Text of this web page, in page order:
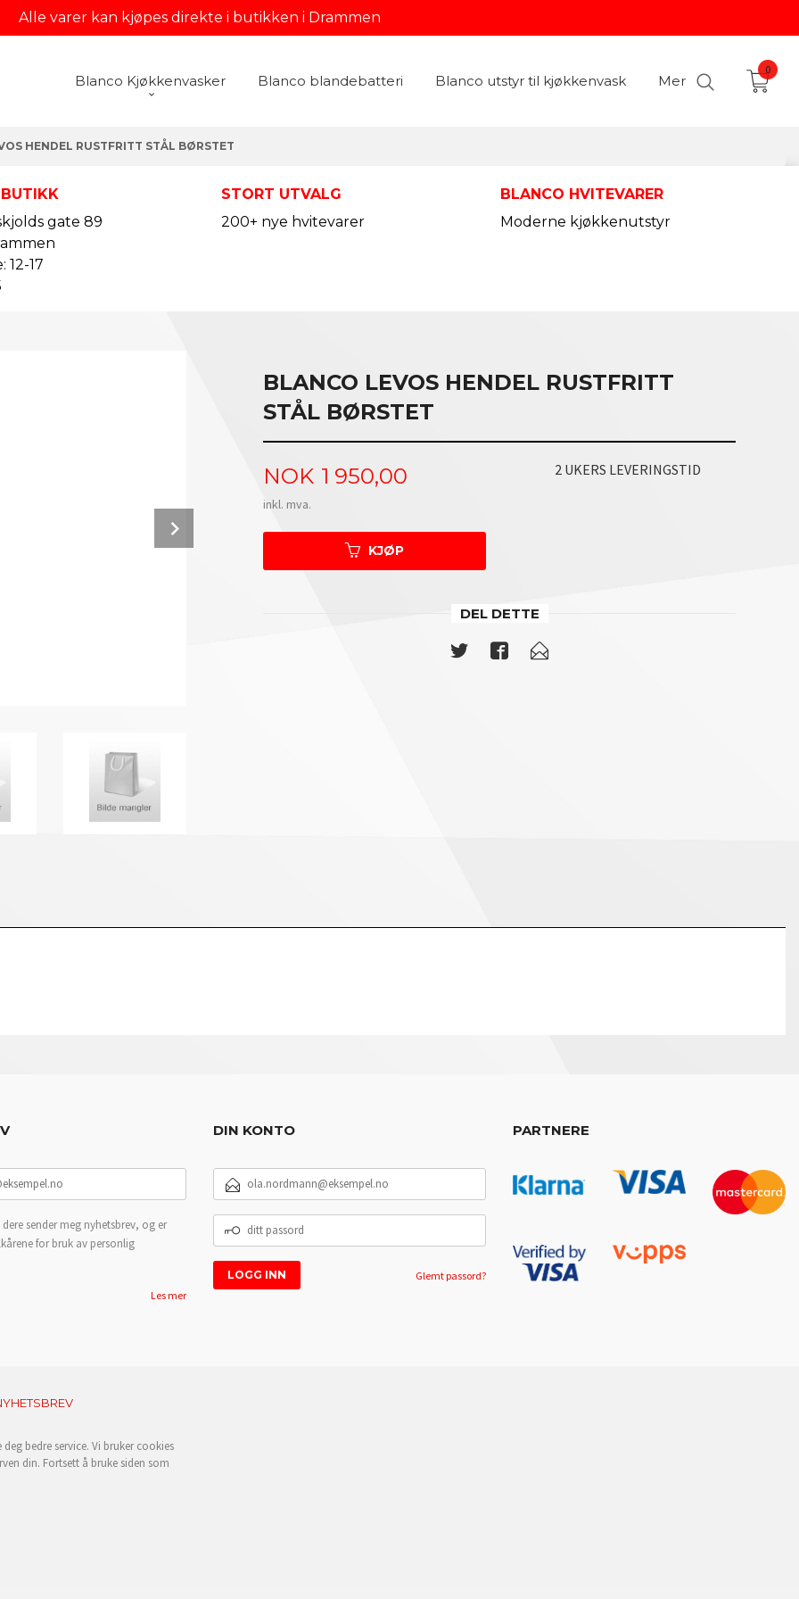
Alle varer kan kjøpes direkte i butikken i Drammen
Blanco Kjøkkenvasker Blanco blandebatteri Blanco utstyr til kjøkkenvask Mer
0
HENDEL RUSTFRITT STÅL BØRSTET
gate 89
12-17
STORT UTVALG
200+ nye hvitevarer
BLANCO HVITEVARER
Moderne kjøkkenutstyr
I kombinasjon med Levos blandebatteri og såpedispenser
BLANCO LEVOS HENDEL RUSTFRITT
STÅL BØRSTET
Pris
NOK 1 950,00
inkl. mva.
2 UKERS LEVERINGSTID
KJØP
DEL DETTE
sender meg nyhetsbrev, og er
for bruk av personlig
Les mer
DIN KONTO
POSTADRESSE
PASSORD
Glemt passord?
PARTNERE
bedre service. Vi bruker cookies
din. Fortsett å bruke siden som